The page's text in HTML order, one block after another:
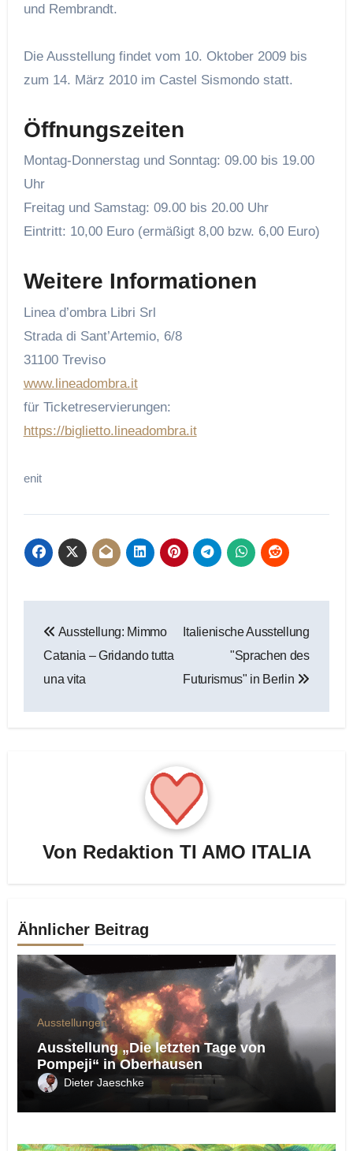
und Rembrandt.
Die Ausstellung findet vom 10. Oktober 2009 bis
zum 14. März 2010 im Castel Sismondo statt.
Öffnungszeiten
Montag-Donnerstag und Sonntag: 09.00 bis 19.00
Uhr
Freitag und Samstag: 09.00 bis 20.00 Uhr
Eintritt: 10,00 Euro (ermäßigt 8,00 bzw. 6,00 Euro)
Weitere Informationen
Linea d’ombra Libri Srl
Strada di Sant’Artemio, 6/8
31100 Treviso
www.lineadombra.it
für Ticketreservierungen:
https://biglietto.lineadombra.it
enit
Ausstellung: Mimmo
Catania – Gridando tutta
una vita
Italienische Ausstellung
"Sprachen des
Futurismus" in Berlin
Von Redaktion TI AMO ITALIA
Ähnlicher Beitrag
Ausstellungen
Ausstellung „Die letzten Tage von
Pompeji“ in Oberhausen
Dieter Jaeschke